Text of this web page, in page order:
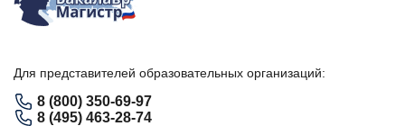
Для представителей образовательных организаций:
8 (800) 350-69-97
8 (495) 463-28-74